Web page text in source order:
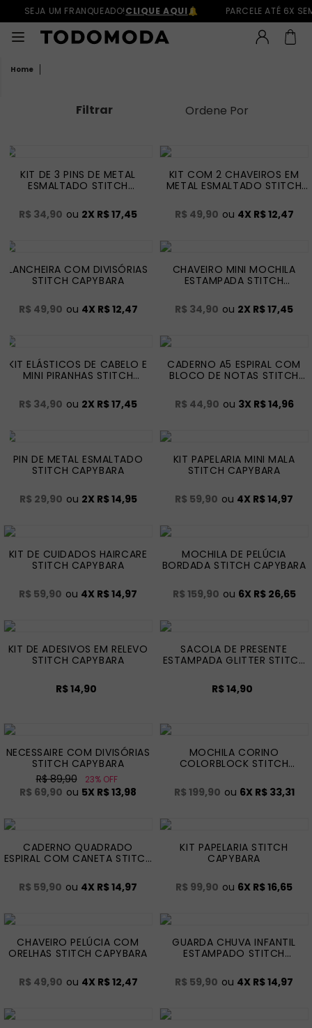
SEJA UM FRANQUEADO!CLIQUE AQUI PARCELE ATÉ 6X
Filtrar Ordene Por
KIT DE 3 PINS DE METAL
ESMALTADO STITCH
R$ 34,90 ou 2X R$ 17,45
KIT COM 2 CHAVEIROS EM
METAL ESMALTADO STITCH
R$ 49,90 ou 4X R$ 12,47
LANCHEIRA COM DIVISÓRIAS
STITCH CAPYBARA
R$ 49,90 ou 4X R$ 12,47
CHAVEIRO MINI MOCHILA
ESTAMPADA STITCH
R$ 34,90 ou 2X R$ 17,45
KIT ELÁSTICOS DE CABELO E
MINI PIRANHAS STITCH
R$ 34,90 ou 2X R$ 17,45
CADERNO A5 ESPIRAL COM
BLOCO DE NOTAS STITCH
R$ 44,90 ou 3X R$ 14,96
PIN DE METAL ESMALTADO
STITCH CAPYBARA
R$ 29,90 ou 2X R$ 14,95
KIT PAPELARIA MINI MALA
STITCH CAPYBARA
R$ 59,90 ou 4X R$ 14,97
KIT DE CUIDADOS HAIRCARE
STITCH CAPYBARA
R$ 59,90 ou 4X R$ 14,97
MOCHILA DE PELÚCIA
BORDADA STITCH CAPYBARA
R$ 159,90 ou 6X R$ 26,65
KIT DE ADESIVOS EM RELEVO
STITCH CAPYBARA
R$ 14,90
SACOLA DE PRESENTE
ESTAMPADA GLITTER STITCH
R$ 14,90
NECESSAIRE COM DIVISÓRIAS
STITCH CAPYBARA
R$ 89,90
23% OFF
R$ 69,90 ou 5X R$ 13,98
MOCHILA CORINO
COLORBLOCK STITCH
R$ 199,90 ou 6X R$ 33,31
CADERNO QUADRADO
ESPIRAL COM CANETA STITCH
R$ 59,90 ou 4X R$ 14,97
KIT PAPELARIA STITCH
CAPYBARA
R$ 99,90 ou 6X R$ 16,65
CHAVEIRO PELÚCIA COM
ORELHAS STITCH CAPYBARA
R$ 49,90 ou 4X R$ 12,47
GUARDA CHUVA INFANTIL
ESTAMPADO STITCH
R$ 59,90 ou 4X R$ 14,97